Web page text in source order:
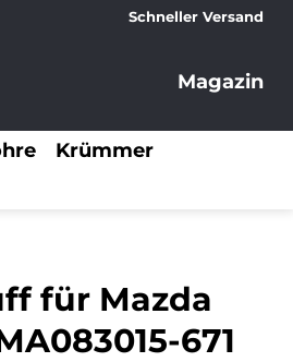
Schneller Versand
Magazin
Krümmer
für Mazda
671